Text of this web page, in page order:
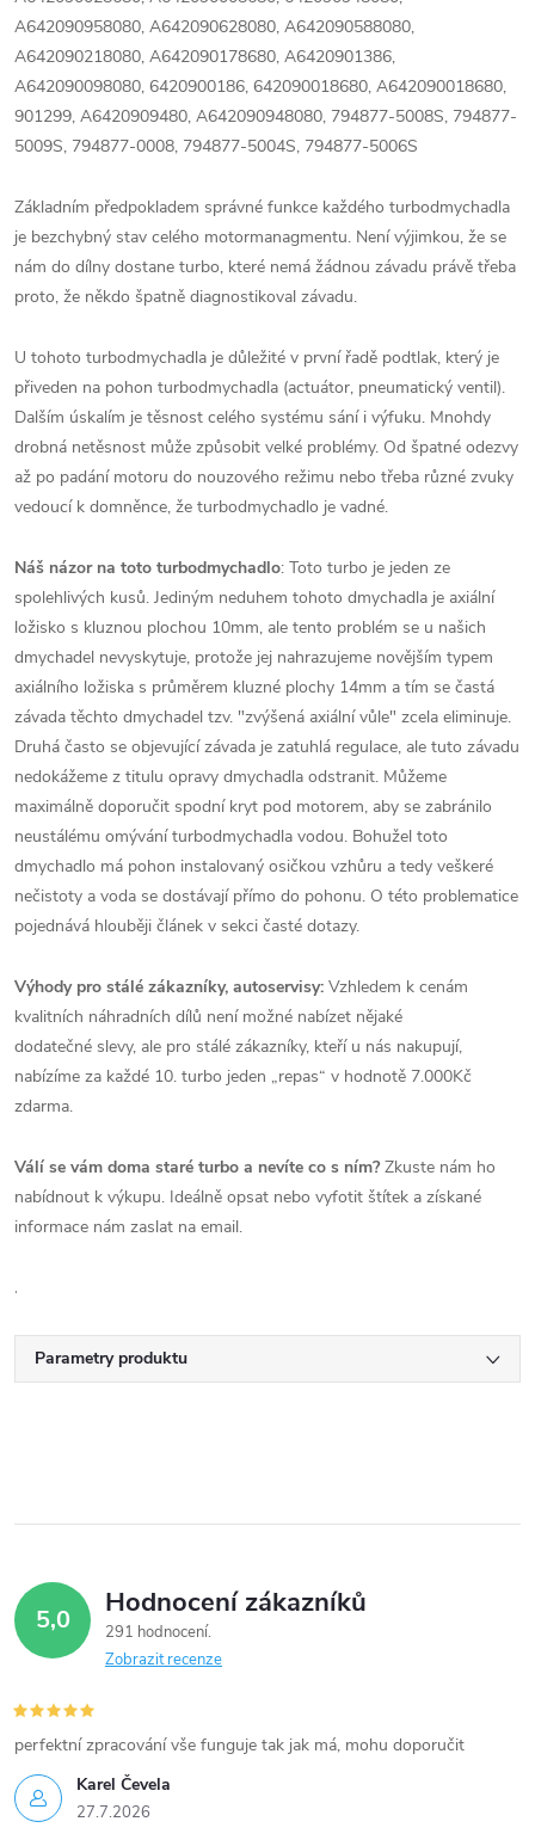
A642090958080, A642090628080, A642090588080,
A642090218080, A642090178680, A6420901386,
A642090098080, 6420900186, 642090018680, A642090018680,
901299, A6420909480, A642090948080, 794877-5008S, 794877-
5009S, 794877-0008, 794877-5004S, 794877-5006S
Základním předpokladem správné funkce každého turbodmychadla
je bezchybný stav celého motormanagmentu. Není výjimkou, že se
nám do dílny dostane turbo, které nemá žádnou závadu právě třeba
proto, že někdo špatně diagnostikoval závadu.
U tohoto turbodmychadla je důležité v první řadě podtlak, který je
přiveden na pohon turbodmychadla (actuátor, pneumatický ventil).
Dalším úskalím je těsnost celého systému sání i výfuku. Mnohdy
drobná netěsnost může způsobit velké problémy. Od špatné odezvy
až po padání motoru do nouzového režimu nebo třeba různé zvuky
vedoucí k domněnce, že turbodmychadlo je vadné.
Náš názor na toto turbodmychadlo: Toto turbo je jeden ze
spolehlivých kusů. Jediným neduhem tohoto dmychadla je axiální
ložisko s kluznou plochou 10mm, ale tento problém se u našich
dmychadel nevyskytuje, protože jej nahrazujeme novějším typem
axiálního ložiska s průměrem kluzné plochy 14mm a tím se častá
závada těchto dmychadel tzv. "zvýšená axiální vůle" zcela eliminuje.
Druhá často se objevující závada je zatuhlá regulace, ale tuto závadu
nedokážeme z titulu opravy dmychadla odstranit. Můžeme
maximálně doporučit spodní kryt pod motorem, aby se zabránilo
neustálému omývání turbodmychadla vodou. Bohužel toto
dmychadlo má pohon instalovaný osičkou vzhůru a tedy veškeré
nečistoty a voda se dostávají přímo do pohonu. O této problematice
pojednává hlouběji článek v sekci časté dotazy.
Výhody pro stálé zákazníky, autoservisy: Vzhledem k cenám
kvalitních náhradních dílů není možné nabízet nějaké
dodatečné slevy, ale pro stálé zákazníky, kteří u nás nakupují,
nabízíme za každé 10. turbo jeden „repas“ v hodnotě 7.000Kč
zdarma.
Válí se vám doma staré turbo a nevíte co s ním? Zkuste nám ho
nabídnout k výkupu. Ideálně opsat nebo vyfotit štítek a získané
informace nám zaslat na email.
.
Parametry produktu
5,0 Hodnocení zákazníků
291 hodnocení
Zobrazit recenze
Karel Čevela
27.7.2026
perfektní zpracování vše funguje tak jak má, mohu doporučit